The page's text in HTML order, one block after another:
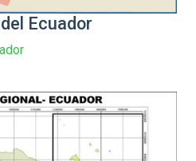
Ecuador